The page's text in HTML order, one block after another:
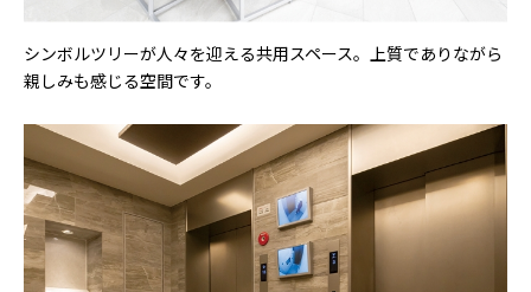
シンボルツリーが人々を迎える共用スペース。上質でありながら
親しみも感じる空間です。